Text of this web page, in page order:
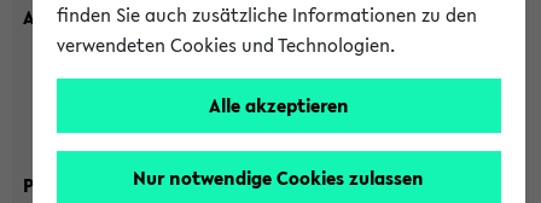
Anmeldename
(3 bis 20 Zeichen, nur Buchstaben A-Z und Ziffern 0-9,
Gross-/Kleinschreibung ist signifikant!)
Passwort
finden Sie auch zusätzliche Informationen zu den
verwendeten Cookies und Technologien.
Alle akzeptieren
Nur notwendige Cookies zulassen